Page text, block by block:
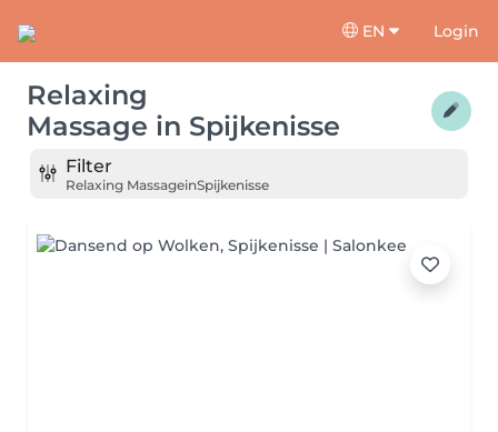
EN Login
Relaxing
Massage in Spijkenisse
Filter
Relaxing MassageinSpijkenisse